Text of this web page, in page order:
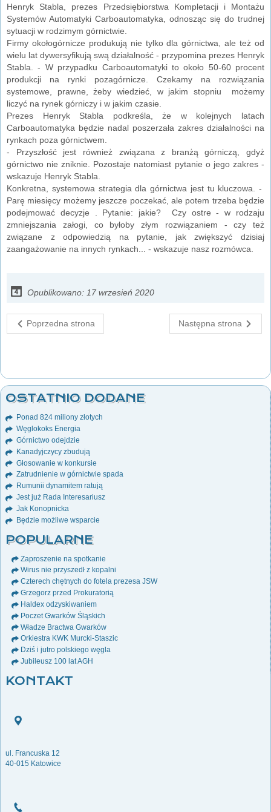
Henryk Stabla, prezes Przedsiębiorstwa Kompletacji i Montażu
Systemów Automatyki Carboautomatyka, odnosząc się do trudnej
sytuacji w rodzimym górnictwie.
Firmy okołogórnicze produkują nie tylko dla górnictwa, ale też od
wielu lat dywersyfikują swą działalność - przypomina prezes Henryk
Stabla. - W przypadku Carboautomatyki to około 50-60 procent
produkcji na rynki pozagórnicze. Czekamy na rozwiązania
systemowe, prawne, żeby wiedzieć, w jakim stopniu możemy
liczyć na rynek górniczy i w jakim czasie.
Prezes Henryk Stabla podkreśla, że w kolejnych latach
Carboautomatyka będzie nadal poszerzała zakres działalności na
rynkach poza górnictwem.
- Przyszłość jest również związana z branżą górniczą, gdyż
górnictwo nie zniknie. Pozostaje natomiast pytanie o jego zakres -
wskazuje Henryk Stabla.
Konkretna, systemowa strategia dla górnictwa jest tu kluczowa. -
Parę miesięcy możemy jeszcze poczekać, ale potem trzeba będzie
podejmować decyzje . Pytanie: jakie? Czy ostre - w rodzaju
zmniejszania załogi, co byłoby złym rozwiązaniem - czy też
związane z odpowiedzią na pytanie, jak zwiększyć dzisiaj
zaangażowanie na innych rynkach... - wskazuje nasz rozmówca.
Opublikowano: 17 wrzesień 2020
Poprzedna strona Następna strona
OSTATNIO DODANE
Ponad 824 miliony złotych
Węglokoks Energia
Górnictwo odejdzie
Kanadyjczycy zbudują
Głosowanie w konkursie
Zatrudnienie w górnictwie spada
Rumunii dynamitem ratują
Jest już Rada Interesariusz
Jak Konopnicka
Będzie możliwe wsparcie
POPULARNE
Zaproszenie na spotkanie
Wirus nie przyszedł z kopalni
Czterech chętnych do fotela prezesa JSW
Grzegorz przed Prokuratorią
Haldex odzyskiwaniem
Poczet Gwarków Śląskich
Władze Bractwa Gwarków
Orkiestra KWK Murcki-Staszic
Dziś i jutro polskiego węgla
Jubileusz 100 lat AGH
KONTAKT
ul. Francuska 12
40-015 Katowice